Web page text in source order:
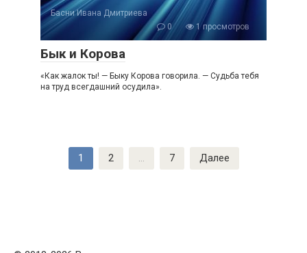
Басни Ивана Дмитриева
0
1 просмотров
Бык и Корова
«Как жалок ты! — Быку Корова говорила. — Судьба тебя
на труд всегдашний осудила».
1 2 … 7 Далее